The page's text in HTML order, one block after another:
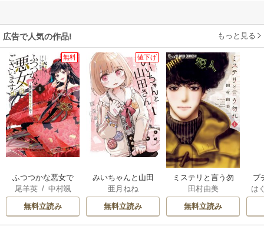
な億万長者との結婚に漕ぎ着ける仮想体験をさせていると思える。
そこが何となく、物語の中の「無欲の勝利」と自己矛盾。ヒロインが、持
っている者に対して、対極の対抗意識、いわゆる貧乏人の僻みと共存して
いく未来を、読んでいて私は信じきれない。
よっぽど彼女の他の家族の方が屈託無いかなと期待したくなる。
さて、リフォームを要するのは１階部分だけだったのか。邸宅の案内はプ
ライベートスペースの2階には及ばなかった。
広告で人気の作品! もっと見る
無料
ふつつかな悪女で
はございますが ～
雛宮蝶鼠とりかえ
伝～
尾羊英/ 中村颯
希
/ ゆき哉
無料立読み
値下げ
みいちゃんと山田
さん
亜月ねね
無料立読み
ミステリと言う勿
れ
田村由美
無料立読み
ブ
復
は